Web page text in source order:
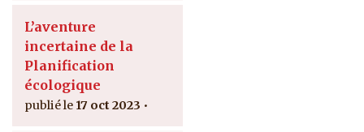
L’aventure
incertaine de la
Planification
écologique
17 oct 2023